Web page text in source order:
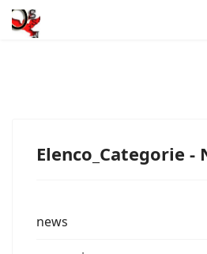
Elenco_Categorie -
news